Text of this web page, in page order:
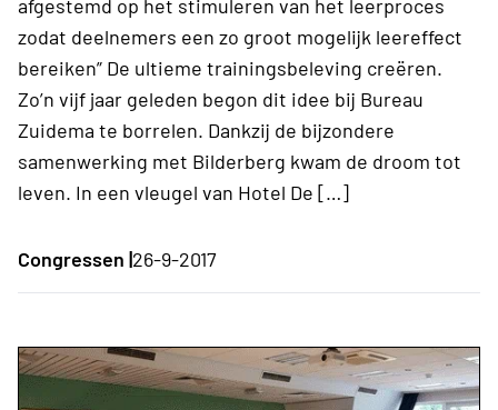
afgestemd op het stimuleren van het leerproces
zodat deelnemers een zo groot mogelijk leereffect
bereiken” De ultieme trainingsbeleving creëren.
Zo’n vijf jaar geleden begon dit idee bij Bureau
Zuidema te borrelen. Dankzij de bijzondere
samenwerking met Bilderberg kwam de droom tot
leven. In een vleugel van Hotel De […]
Congressen |26-9-2017